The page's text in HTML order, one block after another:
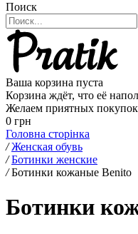
Поиск
Ваша корзина пуста
Корзина ждёт, что её
Желаем приятных покупок
0 грн
Головна сторінка
/ Женская обувь
/ Ботинки женские
/ Ботинки кожаные Benito
Ботинки